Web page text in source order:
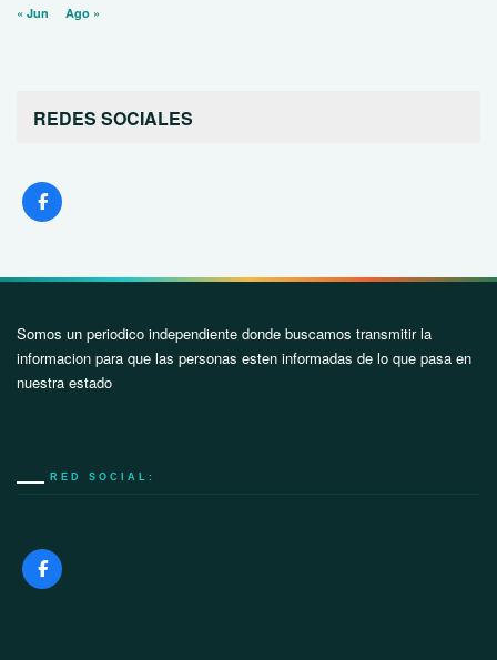
« Jun Ago »
REDES SOCIALES
Somos un periodico independiente donde buscamos transmitir la
informacion para que las personas esten informadas de lo que pasa en
nuestra estado
RED SOCIAL: